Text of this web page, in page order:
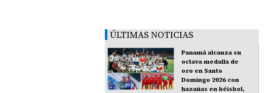
ÚLTIMAS NOTICIAS
Panamá alcanza su
octava medalla de
oro en Santo
Domingo 2026 con
hazañas en béisbol,